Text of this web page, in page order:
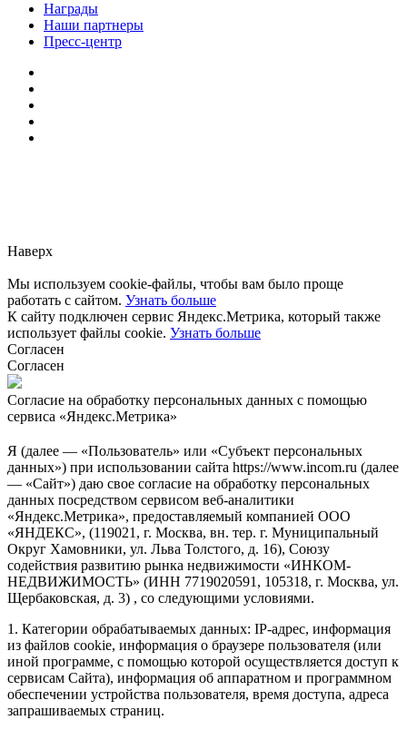
Награды
Наши партнеры
Пресс-центр
Наверх
Мы используем cookie-файлы, чтобы вам было проще
работать с сайтом. Узнать больше
К сайту подключен сервис Яндекс.Метрика, который также
использует файлы cookie. Узнать больше
Согласен
Согласен
Согласие на обработку персональных данных с помощью
сервиса «Яндекс.Метрика»
Я (далее — «Пользователь» или «Субъект персональных
данных») при использовании сайта https://www.incom.ru (далее
— «Сайт») даю свое согласие на обработку персональных
данных посредством сервисом веб-аналитики
«Яндекс.Метрика», предоставляемый компанией ООО
«ЯНДЕКС», (119021, г. Москва, вн. тер. г. Муниципальный
Округ Хамовники, ул. Льва Толстого, д. 16), Союзу
содействия развитию рынка недвижимости «ИНКОМ-
НЕДВИЖИМОСТЬ» (ИНН 7719020591, 105318, г. Москва, ул.
Щербаковская, д. 3) , со следующими условиями.
1. Категории обрабатываемых данных: IP-адрес, информация
из файлов cookie, информация о браузере пользователя (или
иной программе, с помощью которой осуществляется доступ к
сервисам Сайта), информация об аппаратном и программном
обеспечении устройства пользователя, время доступа, адреса
запрашиваемых страниц.